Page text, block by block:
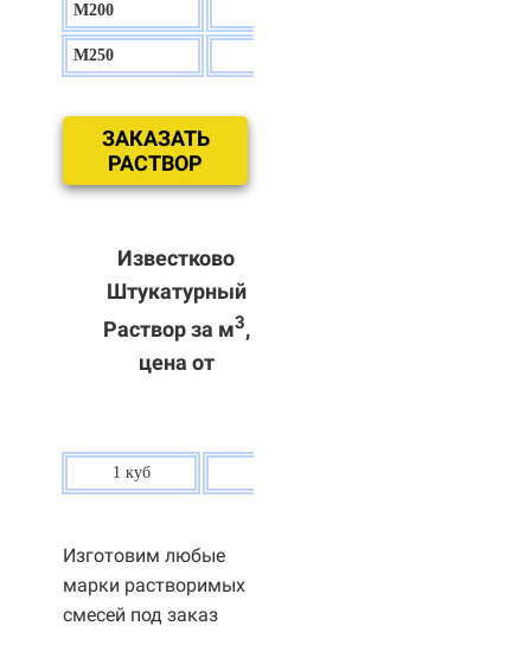
М200
М250
ЗАКАЗАТЬ
РАСТВОР
Известково
Штукатурный
Раствор за м3,
цена от
1 куб
Изготовим любые
марки растворимых
смесей под заказ